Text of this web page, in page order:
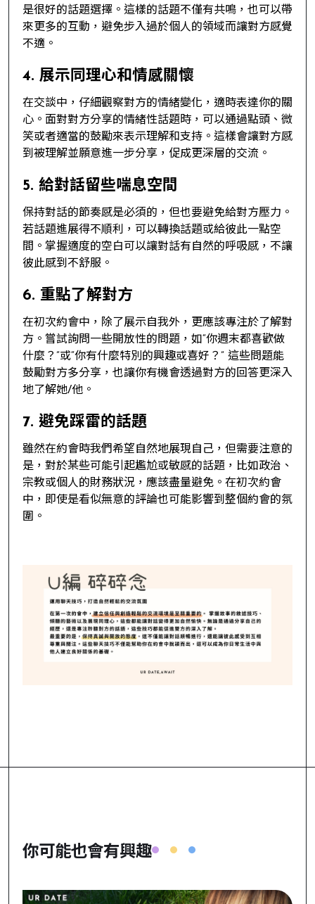
是很好的話題選擇。這樣的話題不僅有共鳴，也可以帶
來更多的互動，避免步入過於個人的領域而讓對方感覺
不適。
4. 展示同理心和情感關懷
在交談中，仔細觀察對方的情緒變化，適時表達你的關
心。面對對方分享的情緒性話題時，可以通過點頭、微
笑或者適當的鼓勵來表示理解和支持。這樣會讓對方感
到被理解並願意進一步分享，促成更深層的交流。
5. 給對話留些喘息空間
保持對話的節奏感是必須的，但也要避免給對方壓力。
若話題進展得不順利，可以轉換話題或給彼此一點空
間。掌握適度的空白可以讓對話有自然的呼吸感，不讓
彼此感到不舒服。
6. 重點了解對方
在初次約會中，除了展示自我外，更應該專注於了解對
方。嘗試詢問一些開放性的問題，如“你週末都喜歡做
什麼？”或“你有什麼特別的興趣或喜好？” 這些問題能
鼓勵對方多分享，也讓你有機會透過對方的回答更深入
地了解她/他。
7. 避免踩雷的話題
雖然在約會時我們希望自然地展現自己，但需要注意的
是，對於某些可能引起尷尬或敏感的話題，比如政治、
宗教或個人的財務狀況，應該盡量避免。在初次約會
中，即使是看似無意的評論也可能影響到整個約會的氛
圍。
你可能也會有興趣